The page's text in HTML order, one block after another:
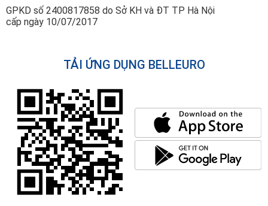
GPKD số 2400817858 do Sở KH và ĐT TP Hà Nội
cấp ngày 10/07/2017
TẢI ỨNG DỤNG BELLEURO